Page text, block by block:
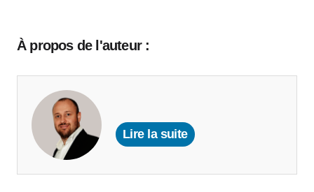
À propos de l'auteur :
Lire la suite